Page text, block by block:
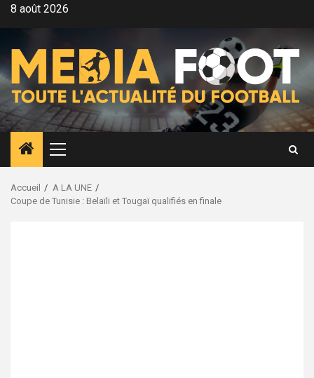
Aller8 août 2026
Menu
principal
Accueil
A LA UNE
Coupe de Tunisie : Belaïli et Tougaï qualifiés en finale